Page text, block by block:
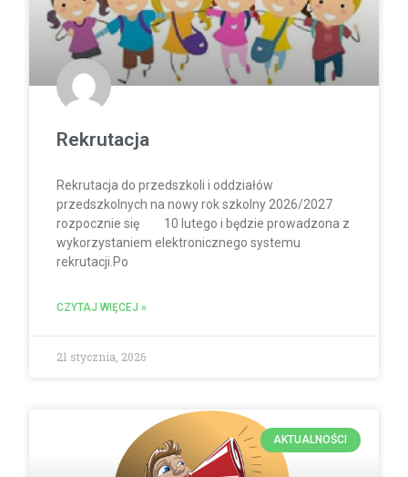
Rekrutacja
Rekrutacja do przedszkoli i oddziałów
przedszkolnych na nowy rok szkolny 2026/2027
rozpocznie się 10 lutego i będzie prowadzona z
wykorzystaniem elektronicznego systemu
rekrutacji.Po
CZYTAJ WIĘCEJ »
21 stycznia, 2026
AKTUALNOŚCI